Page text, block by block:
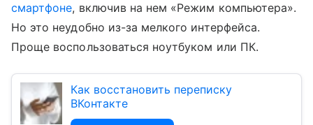
смартфоне, включив на нем «Режим компьютера».
Но это неудобно из-за мелкого интерфейса.
Проще воспользоваться ноутбуком или ПК.
Как восстановить переписку
ВКонтакте